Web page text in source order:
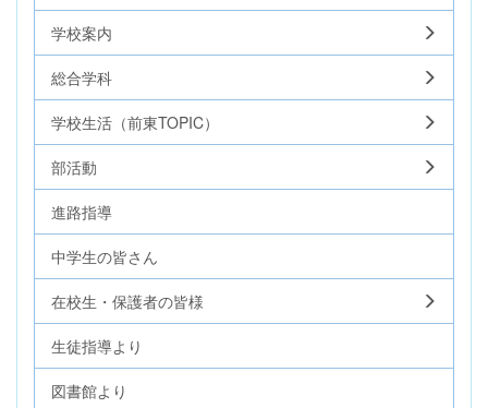
学校案内
総合学科
学校生活（前東TOPIC）
部活動
進路指導
中学生の皆さん
在校生・保護者の皆様
生徒指導より
図書館より